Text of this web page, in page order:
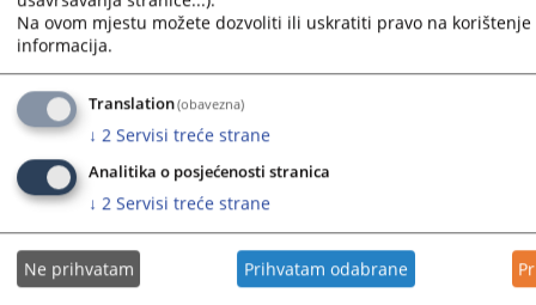
42.
EnesGUDIĆ Sudija 15.03.2004.god. -
43.
JanjaPILIĆ
44.
Milorad
SLADOJEVIĆ
Sudija 01.12.2006.god.
DavorKELAVA Sudija
46.
Haris
JUSUFBAŠIĆ
Sudija
47. AldinaREBIHIĆ
TOPOLJAK
Sudija 01.12.2016.god.
Na ovom mjestu možete dozvoliti ili uskratiti pravo na
informacija.
Translation(obavezna)
↓ 2 Servisi treće strane
Analitika o posjećenosti stranica
↓ 2 Servisi treće strane
Ne prihvatam Prihvatam odabrane